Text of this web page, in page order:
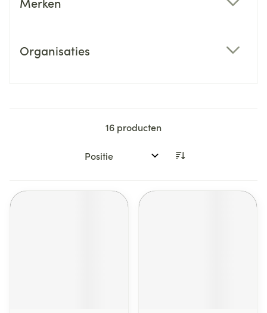
Organisaties
16 producten
Sorteer op: